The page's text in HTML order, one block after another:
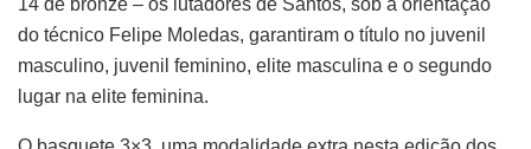
14 de bronze – os lutadores de Santos, sob a orientação
do técnico Felipe Moledas, garantiram o título no juvenil
masculino, juvenil feminino, elite masculina e o segundo
lugar na elite feminina.